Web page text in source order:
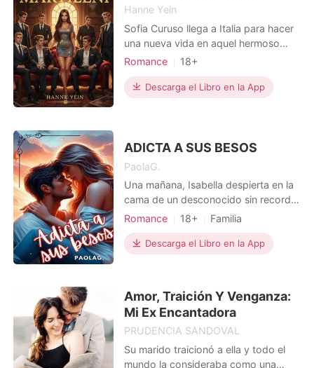
Hanne Yein
Sofia Curuso llega a Italia para hacer
una nueva vida en aquel hermoso
pais. Lo que no se esperará es
siendo estos los mas populares de la
universidad y también los más
los siete hermanos le robaran
Romance
18+
Amor a primera vista
Mafia
Encantadora
Descarga el Libro en la App
ADICTA A SUS BESOS
PaolaG.
Una mañana, Isabella despierta en la
cama de un desconocido sin recordar
cómo llegó allí. Alexander, un
familia, tiene un oscuro legado y una
condición: casarse y tener un hijo
a Isabella
Romance 18+
Familia
Matromonio arreglado
CEO
Hermoso
Descarga el Libro en la App
Amor, Traición Y Venganza:
Mi Ex Encantadora
PRUDENCIA SANDOVAL
Su marido traicionó a ella y todo el
mundo la consideraba como una